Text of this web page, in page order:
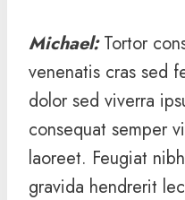
Michael:Tortor
venenatis cras sed
dolor sed viverra
consequat semper
laoreet. Feugiat
gravida hendrerit